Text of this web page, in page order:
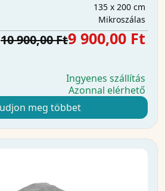
135 x 200 cm
Mikroszálas
10 900,00 Ft9 900,00 Ft
Ingyenes szállítás
Azonnal elérhető
meg többet